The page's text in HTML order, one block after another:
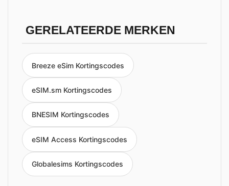
GERELATEERDE MERKEN
Breeze eSim Kortingscodes
eSIM.sm Kortingscodes
BNESIM Kortingscodes
eSIM Access Kortingscodes
Globalesims Kortingscodes